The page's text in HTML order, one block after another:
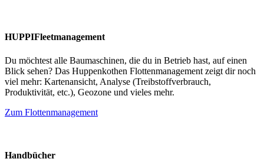
HUPPIFleetmanagement
Du möchtest alle Baumaschinen, die du in Betrieb hast, auf einen
Blick sehen? Das Huppenkothen Flottenmanagement zeigt dir noch
viel mehr: Kartenansicht, Analyse (Treibstoffverbrauch,
Produktivität, etc.), Geozone und vieles mehr.
Zum Flottenmanagement
Handbücher